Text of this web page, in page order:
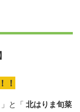
！
」と「 北はりま旬菜